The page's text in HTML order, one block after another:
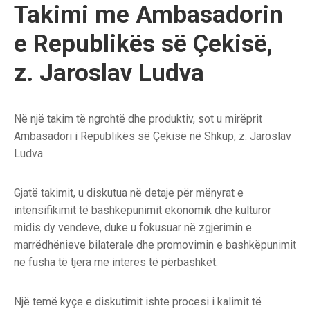
KONTAKTO
Takimi me Ambasadorin
e Republikës së Çekisë,
z. Jaroslav Ludva
Në një takim të ngrohtë dhe produktiv, sot u mirëprit
Ambasadori i Republikës së Çekisë në Shkup, z. Jaroslav
Ludva.
Gjatë takimit, u diskutua në detaje për mënyrat e
intensifikimit të bashkëpunimit ekonomik dhe kulturor
midis dy vendeve, duke u fokusuar në zgjerimin e
marrëdhënieve bilaterale dhe promovimin e bashkëpunimit
në fusha të tjera me interes të përbashkët.
Një temë kyçe e diskutimit ishte procesi i kalimit të